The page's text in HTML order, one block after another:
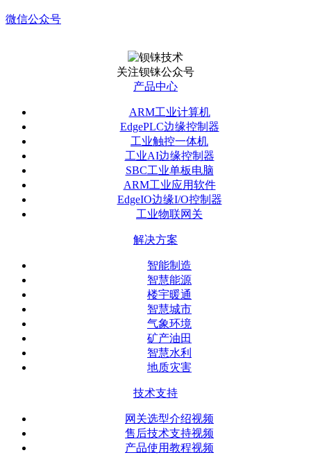
微信公众号
关注钡铼公众号
产品中心
ARM工业计算机
EdgePLC边缘控制器
工业触控一体机
工业AI边缘控制器
SBC工业单板电脑
ARM工业应用软件
EdgeIO边缘I/O控制器
工业物联网关
解决方案
智能制造
智慧能源
楼宇暖通
智慧城市
气象环境
矿产油田
智慧水利
地质灾害
技术支持
网关选型介绍视频
售后技术支持视频
产品使用教程视频